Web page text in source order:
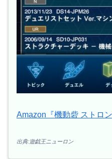
Amazon『機動砦 ストロ
出典:遊戯王ニューロン